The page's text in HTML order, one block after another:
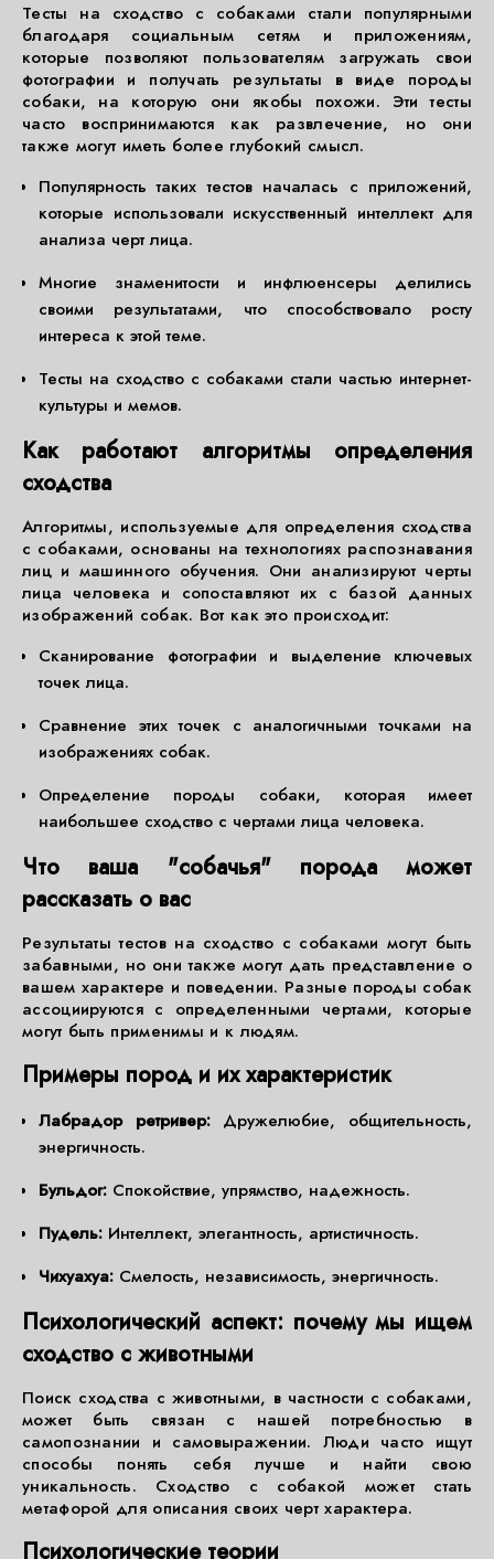
Тесты на сходство с собаками стали популярными
благодаря социальным сетям и приложениям,
которые позволяют пользователям загружать свои
фотографии и получать результаты в виде породы
собаки, на которую они якобы похожи. Эти тесты
часто воспринимаются как развлечение, но они
также могут иметь более глубокий смысл.
Популярность таких тестов началась с приложений,
которые использовали искусственный интеллект для
анализа черт лица.
Многие знаменитости и инфлюенсеры делились
своими результатами, что способствовало росту
интереса к этой теме.
Тесты на сходство с собаками стали частью интернет-
культуры и мемов.
Как работают алгоритмы определения
сходства
Алгоритмы, используемые для определения сходства
с собаками, основаны на технологиях распознавания
лиц и машинного обучения. Они анализируют черты
лица человека и сопоставляют их с базой данных
изображений собак. Вот как это происходит:
Сканирование фотографии и выделение ключевых
точек лица.
Сравнение этих точек с аналогичными точками на
изображениях собак.
Определение породы собаки, которая имеет
наибольшее сходство с чертами лица человека.
Что ваша "собачья" порода может
рассказать о вас
Результаты тестов на сходство с собаками могут быть
забавными, но они также могут дать представление о
вашем характере и поведении. Разные породы собак
ассоциируются с определенными чертами, которые
могут быть применимы и к людям.
Примеры пород и их характеристик
Лабрадор ретривер:Дружелюбие, общительность,
энергичность.
Бульдог: Спокойствие, упрямство, надежность.
Пудель: Интеллект, элегантность, артистичность.
Чихуахуа: Смелость, независимость, энергичность.
Психологический аспект: почему мы ищем
сходство с животными
Поиск сходства с животными, в частности с собаками,
может быть связан с нашей потребностью в
самопознании и самовыражении. Люди часто ищут
способы понять себя лучше и найти свою
уникальность. Сходство с собакой может стать
метафорой для описания своих черт характера.
Психологические теории